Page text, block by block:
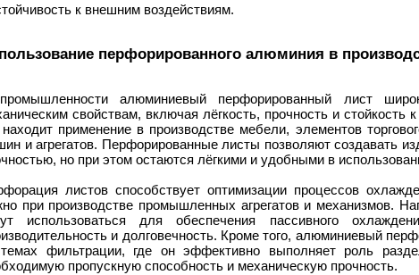
к внешним воздействиям.
перфорированного алюминия в
алюминиевый перфорированный лист
свойствам, включая лёгкость, прочность и
применение в производстве мебели, элементов
и агрегатов. Перфорированные листы позволяют создавать
но при этом остаются лёгкими и удобными в
листов способствует оптимизации процессов
при производстве промышленных агрегатов и механизмов.
использоваться для обеспечения пассивного
и долговечность. Кроме того, алюминиевый
фильтрации, где он эффективно выполняет роль
пропускную способность и механическую прочность.